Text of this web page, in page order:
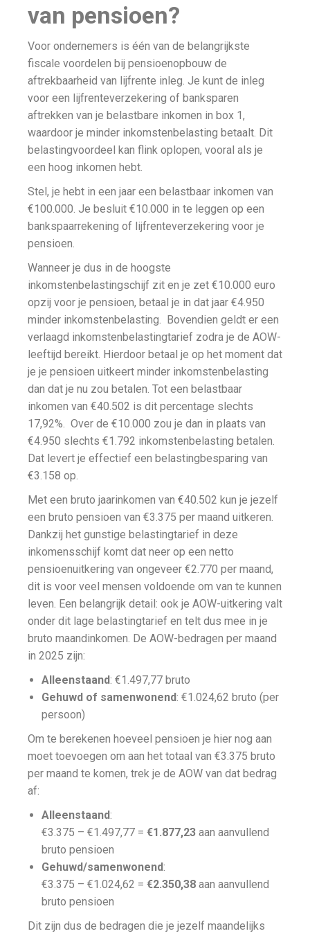
van pensioen?
Voor ondernemers is één van de belangrijkste
fiscale voordelen bij pensioenopbouw de
aftrekbaarheid van lijfrente inleg. Je kunt de inleg
voor een lijfrenteverzekering of banksparen
aftrekken van je belastbare inkomen in box 1,
waardoor je minder inkomstenbelasting betaalt. Dit
belastingvoordeel kan flink oplopen, vooral als je
een hoog inkomen hebt.
Stel, je hebt in een jaar een belastbaar inkomen van
€100.000. Je besluit €10.000 in te leggen op een
bankspaarrekening of lijfrenteverzekering voor je
pensioen.
Wanneer je dus in de hoogste
inkomstenbelastingschijf zit en je zet €10.000 euro
opzij voor je pensioen, betaal je in dat jaar €4.950
minder inkomstenbelasting. Bovendien geldt er een
verlaagd inkomstenbelastingtarief zodra je de AOW-
leeftijd bereikt. Hierdoor betaal je op het moment dat
je je pensioen uitkeert minder inkomstenbelasting
dan dat je nu zou betalen. Tot een belastbaar
inkomen van €40.502 is dit percentage slechts
17,92%. Over de €10.000 zou je dan in plaats van
€4.950 slechts €1.792 inkomstenbelasting betalen.
Dat levert je effectief een belastingbesparing van
€3.158 op.
Met een bruto jaarinkomen van €40.502 kun je jezelf
een bruto pensioen van €3.375 per maand uitkeren.
Dankzij het gunstige belastingtarief in deze
inkomensschijf komt dat neer op een netto
pensioenuitkering van ongeveer €2.770 per maand,
dit is voor veel mensen voldoende om van te kunnen
leven. Een belangrijk detail: ook je AOW-uitkering valt
onder dit lage belastingtarief en telt dus mee in je
bruto maandinkomen. De AOW-bedragen per maand
in 2025 zijn:
Alleenstaand: €1.497,77 bruto
Gehuwd of samenwonend: €1.024,62 bruto (per
persoon)
Om te berekenen hoeveel pensioen je hier nog aan
moet toevoegen om aan het totaal van €3.375 bruto
per maand te komen, trek je de AOW van dat bedrag
af:
Alleenstaand:
€3.375 – €1.497,77 = €1.877,23 aan aanvullend
bruto pensioen
Gehuwd/samenwonend:
€3.375 – €1.024,62 = €2.350,38 aan aanvullend
bruto pensioen
Dit zijn dus de bedragen die je jezelf maandelijks